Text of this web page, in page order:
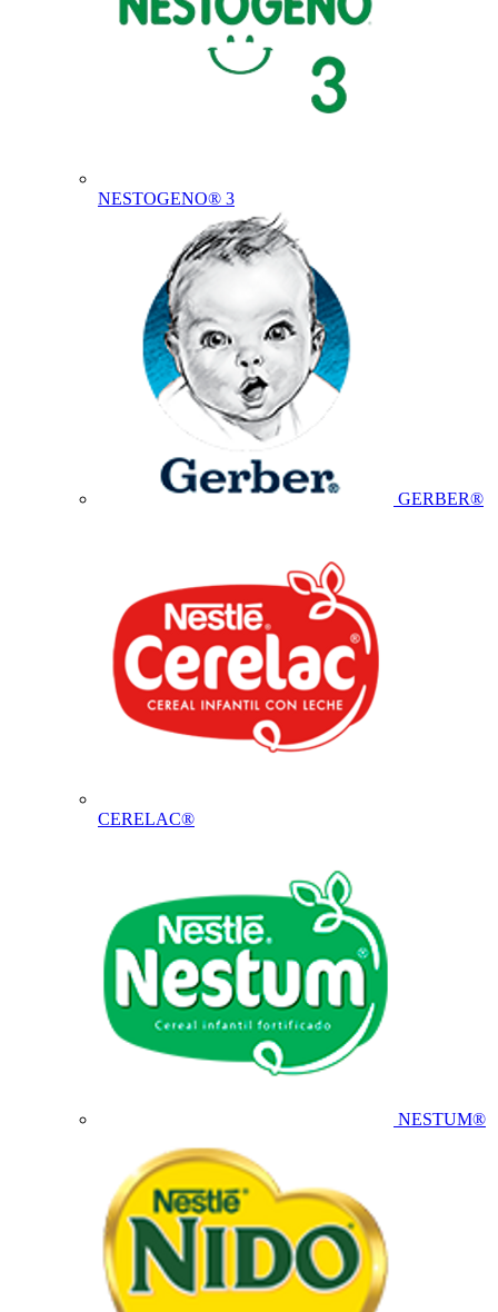
NESTOGENO® 3
GERBER®
CERELAC®
NESTUM®